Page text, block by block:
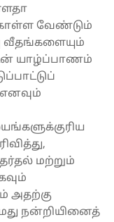
வேண்டும்
வீதங்களையும்
யாழ்ப்பாணம்
எனவும்
மற்றும்
அதற்கு
நன்றியினைத்